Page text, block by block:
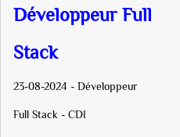
Développeur Full
Stack
23-08-2024 - Développeur
Full Stack - CDI